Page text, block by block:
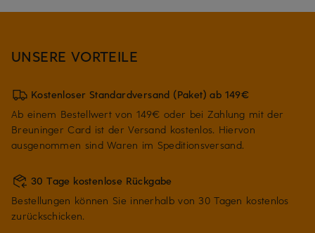
UNSERE VORTEILE
Kostenloser Standardversand (Paket) ab 149€
Ab einem Bestellwert von 149€ oder bei Zahlung mit der
Breuninger Card ist der Versand kostenlos. Hiervon
ausgenommen sind Waren im Speditionsversand.
30 Tage kostenlose Rückgabe
Bestellungen können Sie innerhalb von 30 Tagen kostenlos
zurückschicken.